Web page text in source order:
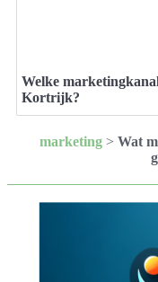
Welke
Kortrijk?
marketing> Wat